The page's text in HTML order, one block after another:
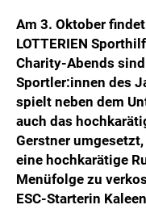
LOGOS
PRESSEKONTAKT
Am 3. Oktober
LOTTERIEN
Charity-Abends
Sportler:innen des
spielt neben dem
auch das
Gerstner
eine hochkarätige
Menüfolge zu
ESC-Starterin